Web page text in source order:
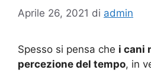
Aprile 26, 2021 di admin
Spesso si pensa che i cani
percezione del tempo, in